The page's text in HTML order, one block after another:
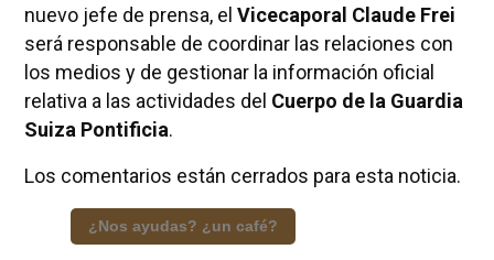
nuevo jefe de prensa, el Vicecaporal Claude Frei
será responsable de coordinar las relaciones con
los medios y de gestionar la información oficial
relativa a las actividades del Cuerpo de la Guardia
Suiza Pontificia.
Los comentarios están cerrados para esta noticia.
¿Nos ayudas? ¿un café?